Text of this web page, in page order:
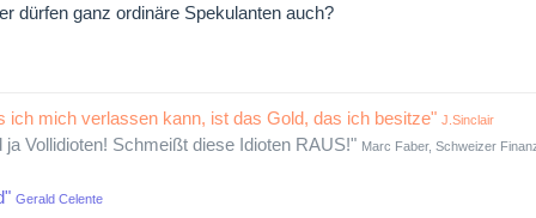
dürfen ganz ordinäre Spekulanten auch?
ich mich verlassen kann, ist das Gold, das ich besitze" J.Sinclair
Vollidioten! Schmeißt diese Idioten RAUS!" Marc Faber, Schweizer
Gerald Celente